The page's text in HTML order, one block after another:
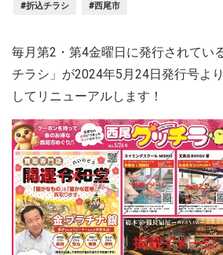
#折込チラシ #西尾市
毎月第2・第4金曜日に発行されてい
チラシ」が2024年5月24日発行号よ
してリニューアルします！